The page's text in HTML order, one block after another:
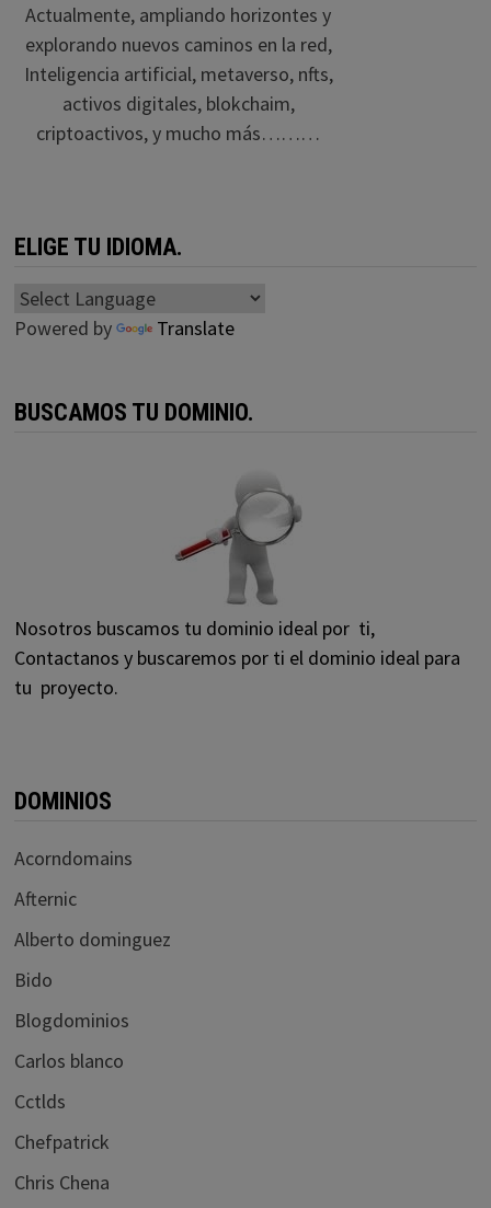
Actualmente, ampliando horizontes y
explorando nuevos caminos en la red,
Inteligencia artificial, metaverso, nfts,
activos digitales, blokchaim,
criptoactivos, y mucho más………
ELIGE TU IDIOMA.
Powered by Translate
BUSCAMOS TU DOMINIO.
Nosotros buscamos tu dominio ideal por ti,
Contactanos y buscaremos por ti el dominio ideal para
tu proyecto.
DOMINIOS
Acorndomains
Afternic
Alberto dominguez
Bido
Blogdominios
Carlos blanco
Cctlds
Chefpatrick
Chris Chena